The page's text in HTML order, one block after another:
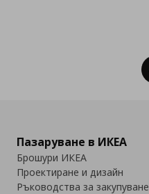
Пазаруване в ИКЕА
Брошури ИКЕА
Проектиране и дизайн
Ръководства за закупуване